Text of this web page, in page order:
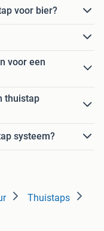
voor bier?
voor een
thuistap
systeem?
Thuistaps